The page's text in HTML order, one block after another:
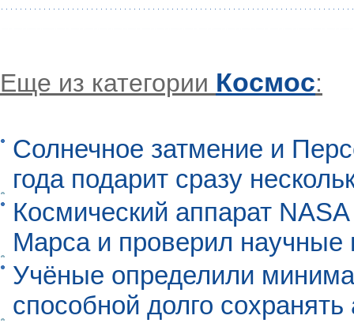
Еще из категории Космос:
Солнечное затмение и
года подарит сразу
Космический аппарат
Марса и проверил научные
Учёные определили
способной долго